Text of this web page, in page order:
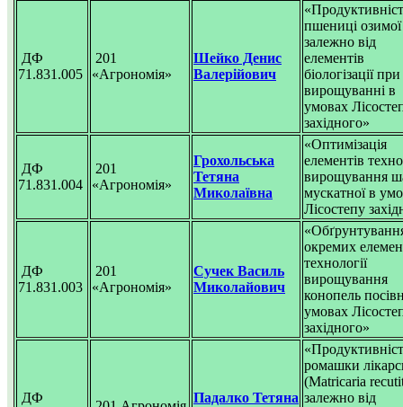
ДФ
71.831.005
201
«Агрономія»
Шейко Денис
Валерійович
пшениці озимої
залежно від
елементів
біологізації при
вирощуванні в
умовах
західного»
ДФ
71.831.004
201
«Агрономія»
Грохольська
Тетяна
Миколаївна
«Оптимізація
елементів
вирощування
мускатної в
Лісостепу
ДФ
71.831.003
201
«Агрономія»
Сучек Василь
Миколайович
окремих
технології
вирощування
конопель
умовах
західного»
ДФ
Падалко Тетяна
ромашки
(Matricaria
залежно від